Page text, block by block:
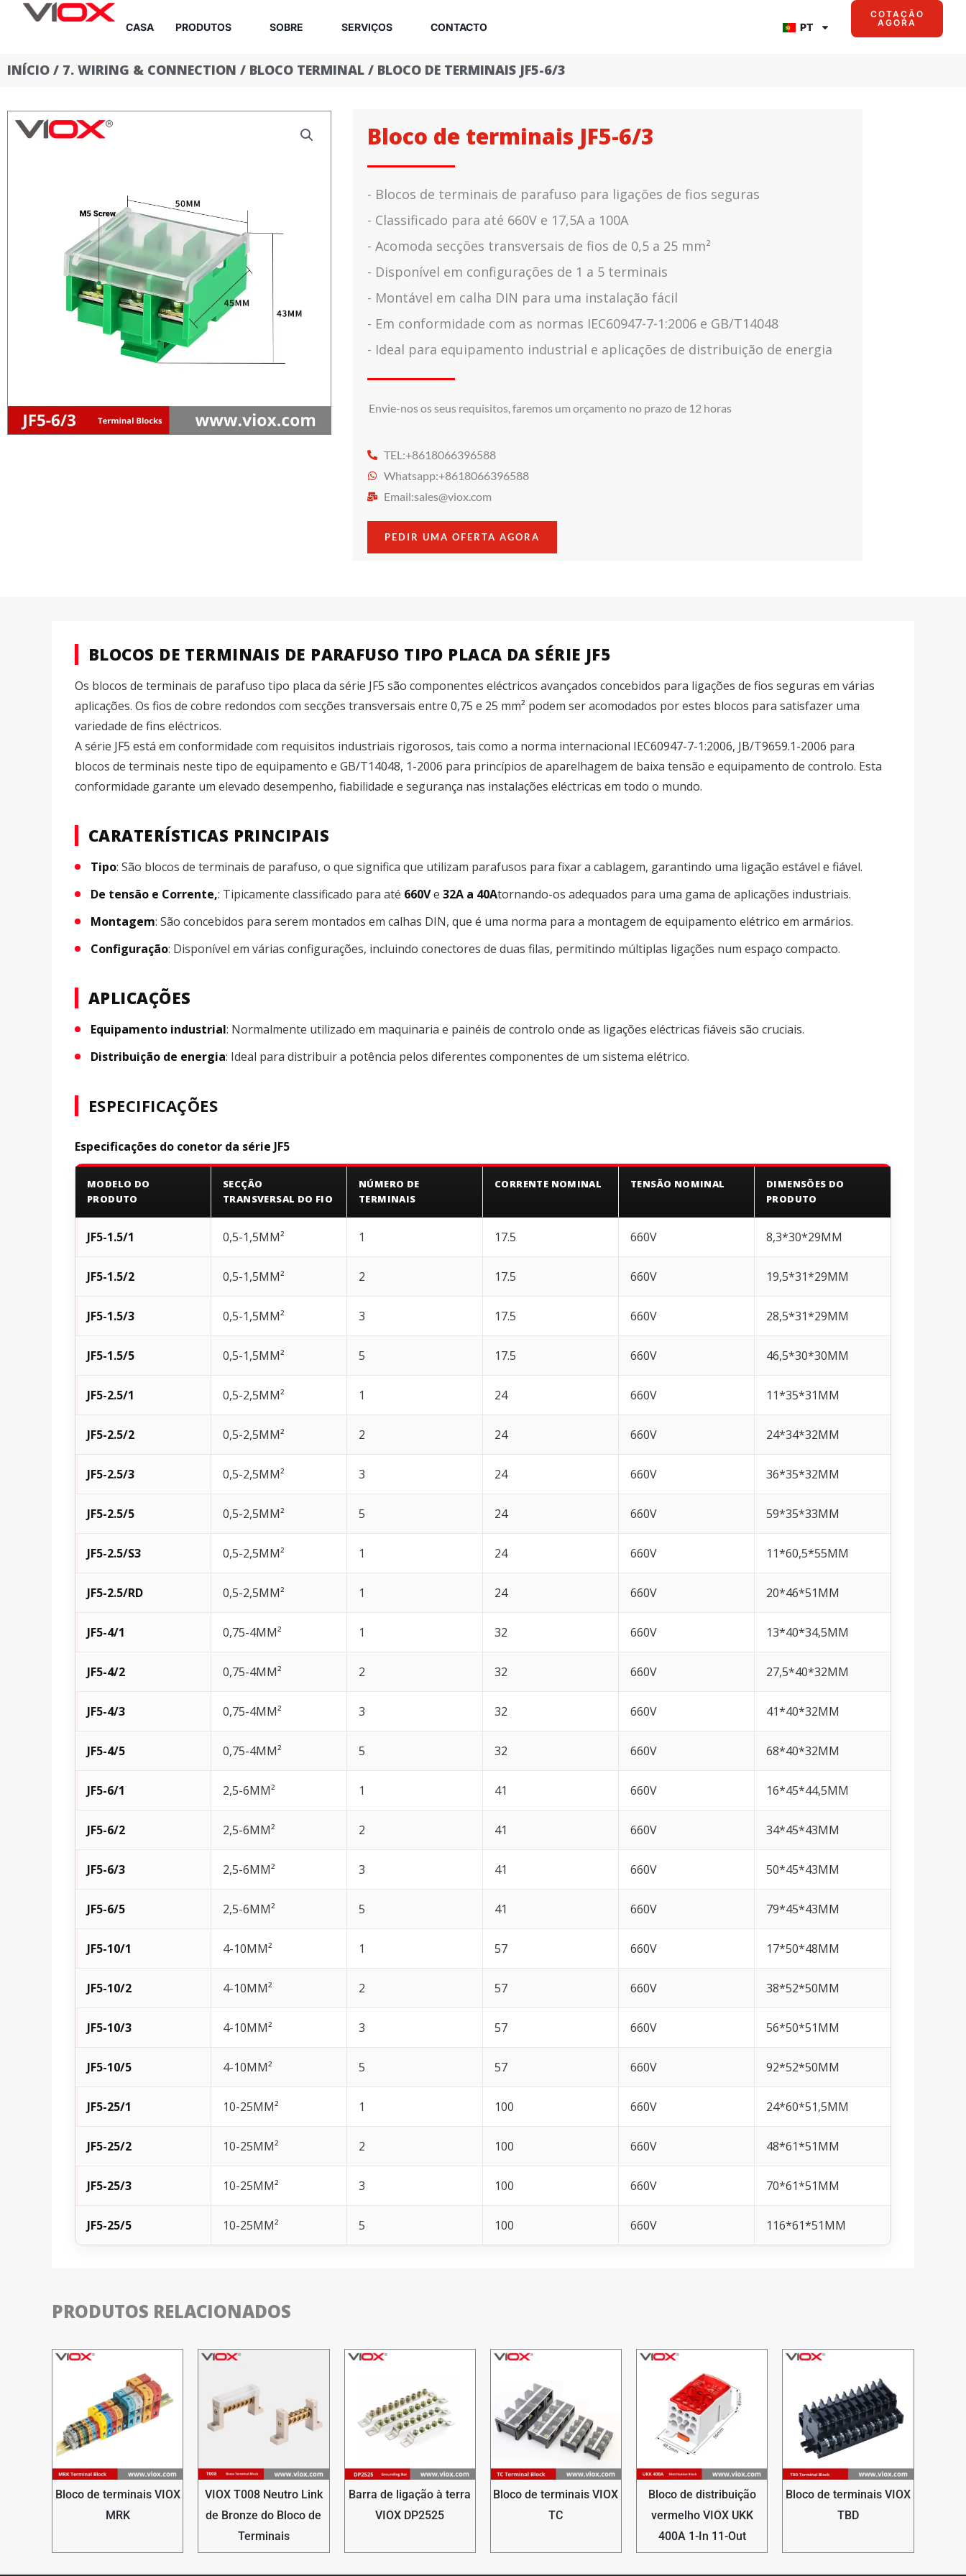
conteúdo
CASA PRODUTOS SOBRE SERVIÇOS CONTACTO PT
COTAÇÃO
AGORA
INÍCIO / 7. WIRING & CONNECTION / BLOCO TERMINAL / BLOCO DE TERMINAIS JF5-6/3
Bloco de terminais JF5-6/3
- Blocos de terminais de parafuso para ligações de fios seguras
- Classificado para até 660V e 17,5A a 100A
- Acomoda secções transversais de fios de 0,5 a 25 mm²
- Disponível em configurações de 1 a 5 terminais
- Montável em calha DIN para uma instalação fácil
- Em conformidade com as normas IEC60947-7-1:2006 e GB/T14048
- Ideal para equipamento industrial e aplicações de distribuição de energia
Envie-nos os seus requisitos, faremos um orçamento no prazo de 12 horas
TEL:+8618066396588
Whatsapp:+8618066396588
Email:sales@viox.com
PEDIR UMA OFERTA AGORA
BLOCOS DE TERMINAIS DE PARAFUSO TIPO PLACA DA SÉRIE JF5
Os blocos de terminais de parafuso tipo placa da série JF5 são componentes eléctricos avançados concebidos para ligações de fios seguras em várias
aplicações. Os fios de cobre redondos com secções transversais entre 0,75 e 25 mm² podem ser acomodados por estes blocos para satisfazer uma
variedade de fins eléctricos.
A série JF5 está em conformidade com requisitos industriais rigorosos, tais como a norma internacional IEC60947-7-1:2006, JB/T9659.1-2006 para
blocos de terminais neste tipo de equipamento e GB/T14048, 1-2006 para princípios de aparelhagem de baixa tensão e equipamento de controlo. Esta
conformidade garante um elevado desempenho, fiabilidade e segurança nas instalações eléctricas em todo o mundo.
CARATERÍSTICAS PRINCIPAIS
Tipo: São blocos de terminais de parafuso, o que significa que utilizam parafusos para fixar a cablagem, garantindo uma ligação estável e fiável.
De tensão e Corrente,: Tipicamente classificado para até 660Ve 32A a 40Atornando-os adequados para uma gama de aplicações industriais.
Montagem: São concebidos para serem montados em calhas DIN, que é uma norma para a montagem de equipamento elétrico em armários.
Configuração: Disponível em várias configurações, incluindo conectores de duas filas, permitindo múltiplas ligações num espaço compacto.
APLICAÇÕES
Equipamento industrial: Normalmente utilizado em maquinaria e painéis de controlo onde as ligações eléctricas fiáveis são cruciais.
Distribuição de energia: Ideal para distribuir a potência pelos diferentes componentes de um sistema elétrico.
ESPECIFICAÇÕES
Especificações do conetor da série JF5
MODELO DO
PRODUTO
SECÇÃO
TRANSVERSAL DO FIO
NÚMERO DE
TERMINAIS
CORRENTE NOMINAL TENSÃO NOMINAL
DIMENSÕES DO
PRODUTO
JF5-1.5/1 0,5-1,5MM² 1 17.5 660V 8,3*30*29MM
JF5-1.5/2 0,5-1,5MM² 2 17.5 660V 19,5*31*29MM
JF5-1.5/3 0,5-1,5MM² 3 17.5 660V 28,5*31*29MM
JF5-1.5/5 0,5-1,5MM² 5 17.5 660V 46,5*30*30MM
JF5-2.5/1 0,5-2,5MM² 1 24 660V 11*35*31MM
JF5-2.5/2 0,5-2,5MM² 2 24 660V 24*34*32MM
JF5-2.5/3 0,5-2,5MM² 3 24 660V 36*35*32MM
JF5-2.5/5 0,5-2,5MM² 5 24 660V 59*35*33MM
JF5-2.5/S3 0,5-2,5MM² 1 24 660V 11*60,5*55MM
JF5-2.5/RD 0,5-2,5MM² 1 24 660V 20*46*51MM
JF5-4/1 0,75-4MM² 1 32 660V 13*40*34,5MM
JF5-4/2 0,75-4MM² 2 32 660V 27,5*40*32MM
JF5-4/3 0,75-4MM² 3 32 660V 41*40*32MM
JF5-4/5 0,75-4MM² 5 32 660V 68*40*32MM
JF5-6/1 2,5-6MM² 1 41 660V 16*45*44,5MM
JF5-6/2 2,5-6MM² 2 41 660V 34*45*43MM
JF5-6/3 2,5-6MM² 3 41 660V 50*45*43MM
JF5-6/5 2,5-6MM² 5 41 660V 79*45*43MM
JF5-10/1 4-10MM² 1 57 660V 17*50*48MM
JF5-10/2 4-10MM² 2 57 660V 38*52*50MM
JF5-10/3 4-10MM² 3 57 660V 56*50*51MM
JF5-10/5 4-10MM² 5 57 660V 92*52*50MM
JF5-25/1 10-25MM² 1 100 660V 24*60*51,5MM
JF5-25/2 10-25MM² 2 100 660V 48*61*51MM
JF5-25/3 10-25MM² 3 100 660V 70*61*51MM
JF5-25/5 10-25MM² 5 100 660V 116*61*51MM
PRODUTOS RELACIONADOS
Bloco de terminais VIOX
MRK
VIOX T008 Neutro Link
de Bronze do Bloco de
Terminais
Barra de ligação à terra
VIOX DP2525
Bloco de terminais VIOX
TC
Bloco de distribuição
vermelho VIOX UKK
400A 1-In 11-Out
Bloco de terminais VIOX
TBD